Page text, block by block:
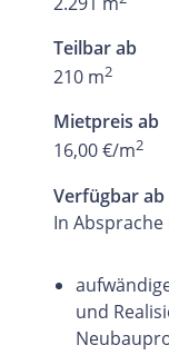
Teilbar ab
210 m2
Mietpreis ab
16,00 €/m2
Verfügbar ab
In
und